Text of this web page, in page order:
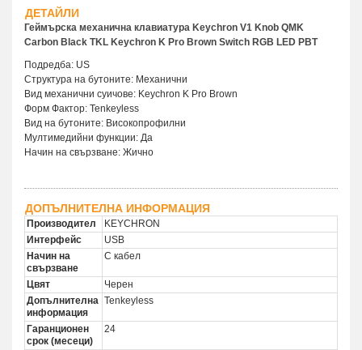
ДЕТАЙЛИ
Геймърска механична клавиатура Keychron V1 Knob QMK
Carbon Black TKL Keychron K Pro Brown Switch RGB LED PBT
Подредба: US
Структура на бутоните: Механични
Вид механични суичове: Keychron K Pro Brown
Форм Фактор: Tenkeyless
Вид на бутоните: Високопрофилни
Мултимедийни функции: Да
Начин на свързване: Жично
ДОПЪЛНИТЕЛНА ИНФОРМАЦИЯ
Производител
KEYCHRON
Интерфейс
USB
Начин на
свързване
С кабел
Цвят
Черен
Допълнителна
информация
Tenkeyless
Гаранционен
срок (месеци)
24